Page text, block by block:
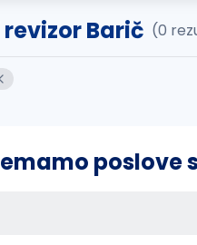
Barič (0
poslove